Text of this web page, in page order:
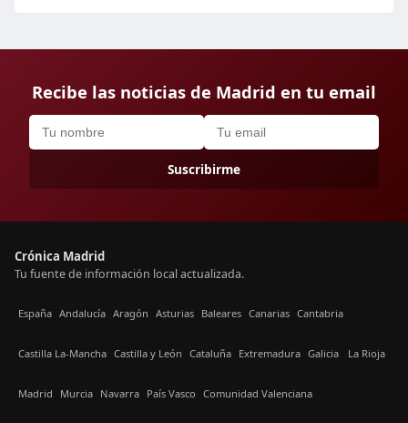
Recibe las noticias de Madrid en tu email
Suscribirme
Crónica Madrid
Tu fuente de información local actualizada.
España Andalucía Aragón Asturias Baleares Canarias Cantabria
Castilla La-Mancha Castilla y León Cataluña Extremadura Galicia La Rioja
Madrid Murcia Navarra País Vasco Comunidad Valenciana